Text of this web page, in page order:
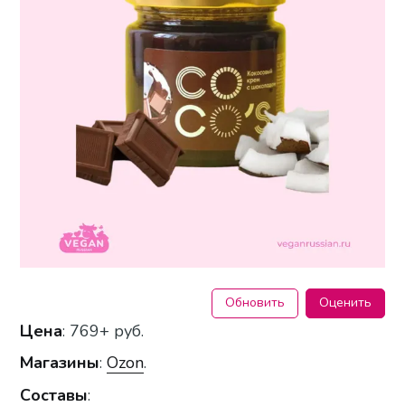
Обновить Оценить
Цена: 769+ руб.
Магазины:Ozon.
Составы: